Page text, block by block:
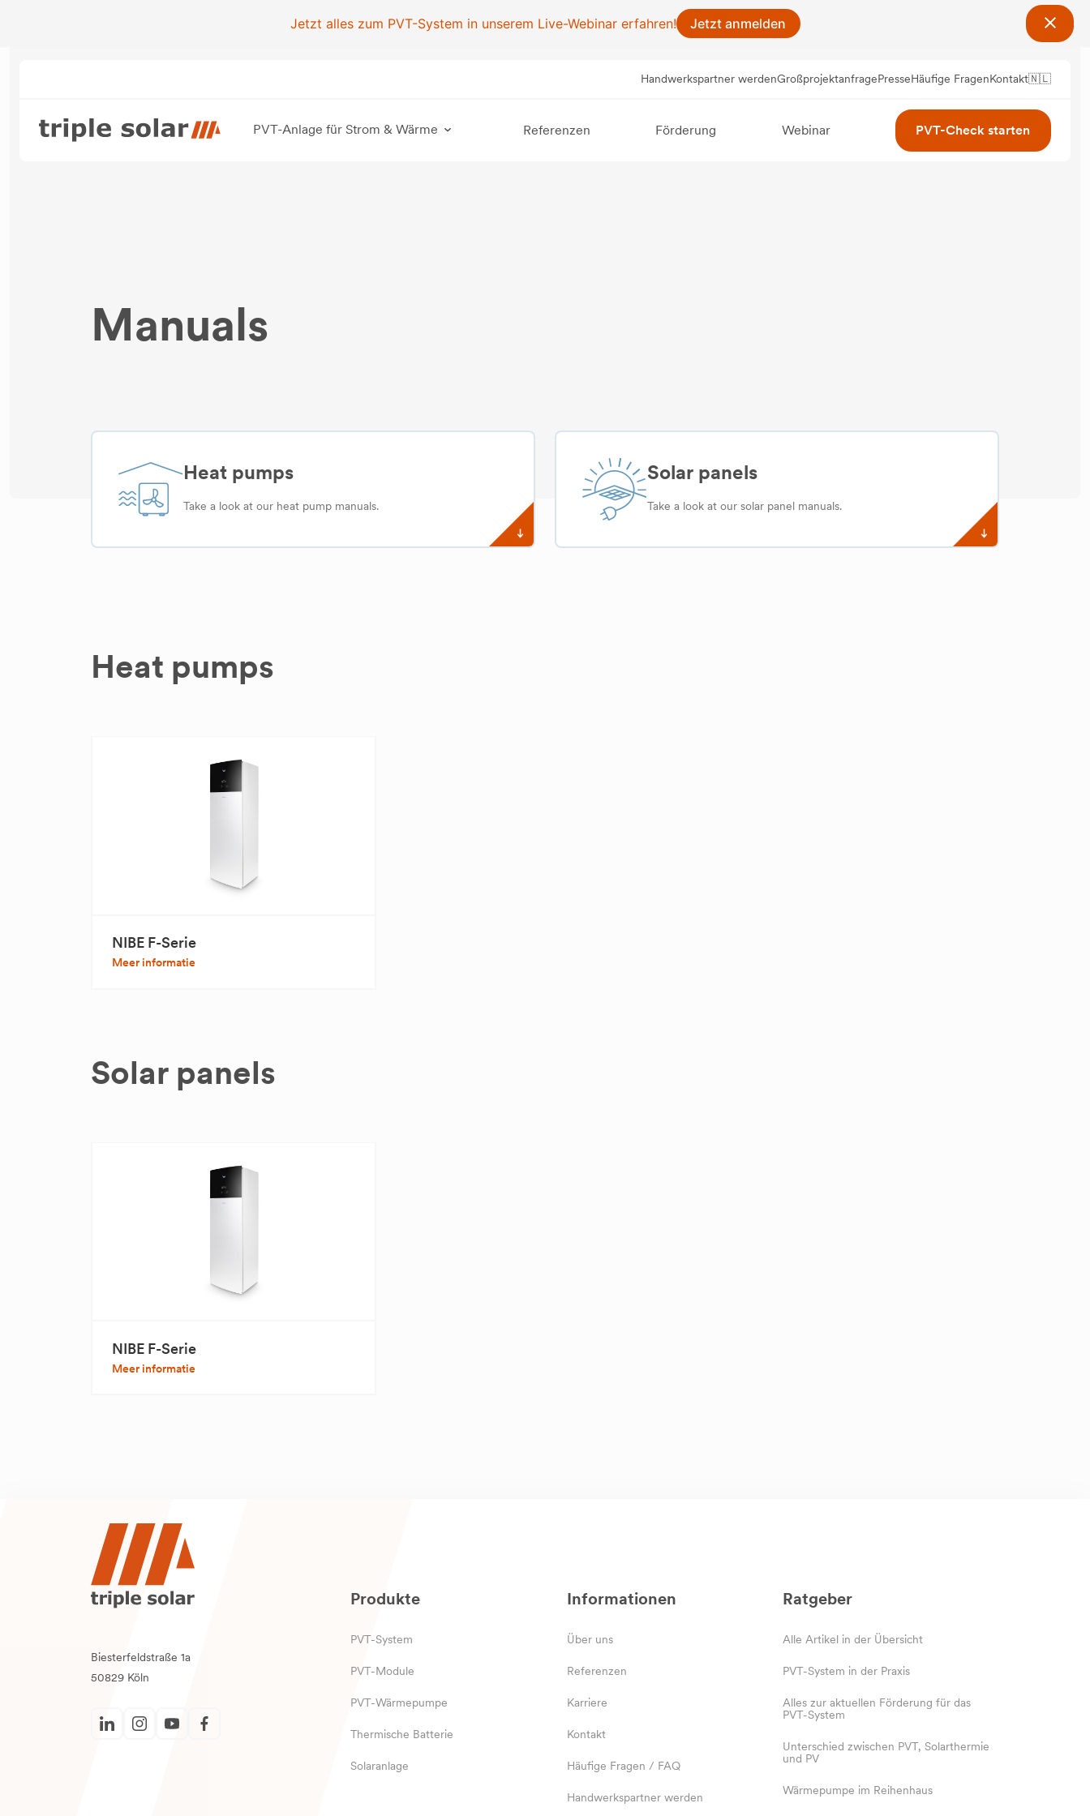
Jetzt alles zum PVT-System in unserem Live-Webinar erfahren! Jetzt anmelden
Handwerkspartner werdenGroßprojektanfragePresseHäufige FragenKontakt🇳🇱
PVT-Anlage für Strom & Wärme Referenzen Förderung Webinar PVT-Check starten
Manuals
Heat pumps
Take a look at our heat pump manuals.
Solar panels
Take a look at our solar panel manuals.
Heat pumps
NIBE F-Serie
Meer informatie
Solar panels
NIBE F-Serie
Meer informatie
Biesterfeldstraße 1a
50829 Köln
Produkte
PVT-System
PVT-Module
PVT-Wärmepumpe
Thermische Batterie
Solaranlage
Informationen
Über uns
Referenzen
Karriere
Kontakt
Häufige Fragen / FAQ
Handwerkspartner werden
Ratgeber
Alle Artikel in der Übersicht
PVT-System in der Praxis
Alles zur aktuellen Förderung für das
PVT-System
Unterschied zwischen PVT, Solarthermie
und PV
Wärmepumpe im Reihenhaus